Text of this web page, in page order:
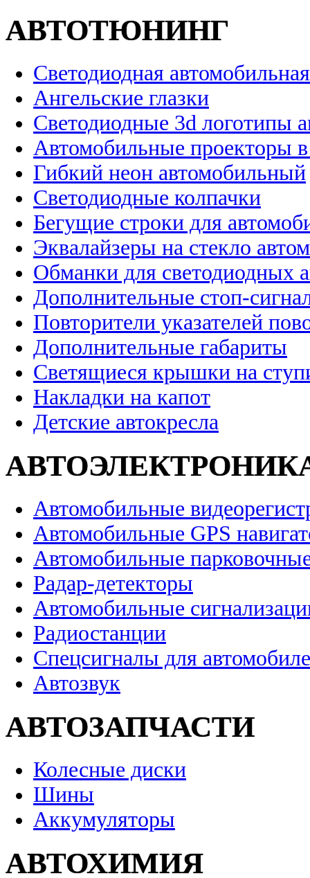
АВТОТЮНИНГ
Светодиодная
Ангельские глазки
Светодиодные 3d логотипы
Автомобильные проекторы
Гибкий неон автомобильный
Светодиодные колпачки
Бегущие строки для
Эквалайзеры на стекло
Обманки для светодиодных
Дополнительные стоп-
Повторители указателей
Дополнительные габариты
Светящиеся крышки на
Накладки на капот
Детские автокресла
Автомобильные
Автомобильные GPS
Автомобильные
Радар-детекторы
Автомобильные
Радиостанции
Спецсигналы для
Автозвук
АВТОЗАПЧАСТИ
Колесные диски
Шины
Аккумуляторы
АВТОХИМИЯ